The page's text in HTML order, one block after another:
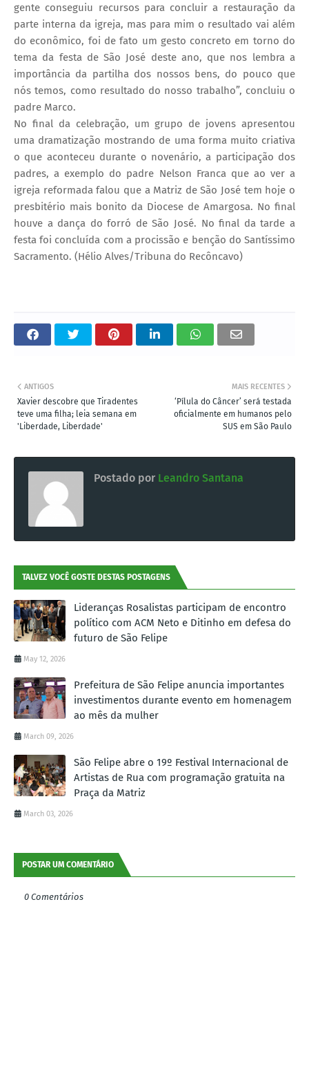
gente conseguiu recursos para concluir a restauração da
parte interna da igreja, mas para mim o resultado vai além
do econômico, foi de fato um gesto concreto em torno do
tema da festa de São José deste ano, que nos lembra a
importância da partilha dos nossos bens, do pouco que
nós temos, como resultado do nosso trabalho”, concluiu o
padre Marco.
No final da celebração, um grupo de jovens apresentou
uma dramatização mostrando de uma forma muito criativa
o que aconteceu durante o novenário, a participação dos
padres, a exemplo do padre Nelson Franca que ao ver a
igreja reformada falou que a Matriz de São José tem hoje o
presbitério mais bonito da Diocese de Amargosa. No final
houve a dança do forró de São José. No final da tarde a
festa foi concluída com a procissão e benção do Santíssimo
Sacramento. (Hélio Alves/Tribuna do Recôncavo)
MAIS RECENTES
‘Pílula do Câncer’ será testada
oficialmente em humanos pelo
SUS em São Paulo
ANTIGOS
Xavier descobre que Tiradentes
teve uma filha; leia semana em
'Liberdade, Liberdade'
Postado por Leandro Santana
TALVEZ VOCÊ GOSTE DESTAS POSTAGENS
Lideranças Rosalistas participam de encontro
político com ACM Neto e Ditinho em defesa do
futuro de São Felipe
May 12, 2026
Prefeitura de São Felipe anuncia importantes
investimentos durante evento em homenagem
ao mês da mulher
March 09, 2026
São Felipe abre o 19º Festival Internacional de
Artistas de Rua com programação gratuita na
Praça da Matriz
March 03, 2026
POSTAR UM COMENTÁRIO
0 Comentários